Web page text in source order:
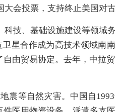
会投票，支持终止美国对古
技、基础设施建设等领域
星合作成为高技术领域南
由贸易协定。去年，中拉
等自然灾害。中国自